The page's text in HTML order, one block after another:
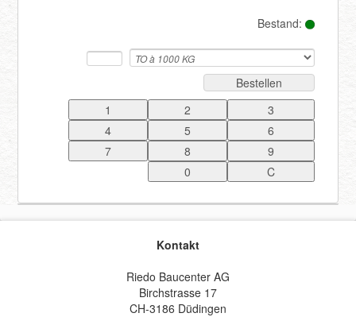
Bestand:
Bestellen
Kontakt
Riedo Baucenter AG
Birchstrasse 17
CH-3186 Düdingen